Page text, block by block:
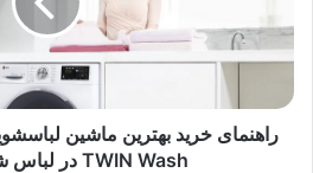
TWIN Wash در لباس شویی ال جی